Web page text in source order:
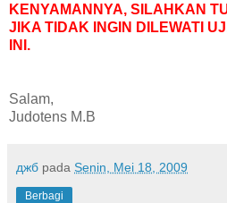
KENYAMANNYA, SILAHKAN
JIKA TIDAK INGIN DILEWATI
INI.
Salam,
Judotens M.B
джб pada Senin, Mei 18, 2009
Berbagi